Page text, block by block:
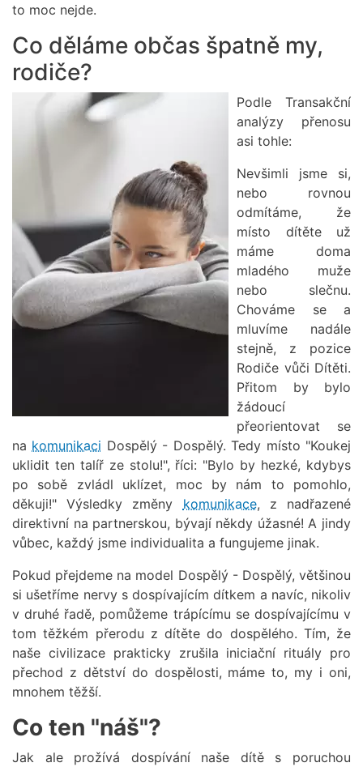
to moc nejde.
Co děláme občas špatně my,
rodiče?
Podle Transakční
analýzy přenosu
asi tohle:
Nevšimli jsme si,
nebo rovnou
odmítáme, že
místo dítěte už
máme doma
mladého muže
nebo slečnu.
Chováme se a
mluvíme nadále
stejně, z pozice
Rodiče vůči Dítěti.
Přitom by bylo
žádoucí
přeorientovat se
na komunikaci Dospělý - Dospělý. Tedy místo "Koukej
uklidit ten talíř ze stolu!", říci: "Bylo by hezké, kdybys
po sobě zvládl uklízet, moc by nám to pomohlo,
děkuji!" Výsledky změny komunikace, z nadřazené
direktivní na partnerskou, bývají někdy úžasné! A jindy
vůbec, každý jsme individualita a fungujeme jinak.
Pokud přejdeme na model Dospělý - Dospělý, většinou
si ušetříme nervy s dospívajícím dítkem a navíc, nikoliv
v druhé řadě, pomůžeme trápícímu se dospívajícímu v
tom těžkém přerodu z dítěte do dospělého. Tím, že
naše civilizace prakticky zrušila iniciační rituály pro
přechod z dětství do dospělosti, máme to, my i oni,
mnohem těžší.
Co ten "náš"?
Jak ale prožívá dospívání naše dítě s poruchou